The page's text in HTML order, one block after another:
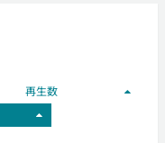
再生数